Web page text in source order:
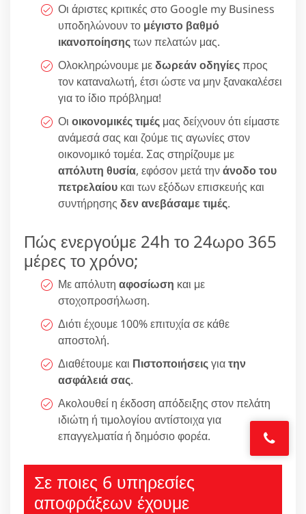
Οι άριστες κριτικές στο Google my Business
υποδηλώνουν το μέγιστο βαθμό
ικανοποίησηςτων πελατών μας.
Ολοκληρώνουμε μεδωρεάν οδηγίεςπρος
τον καταναλωτή, έτσι ώστε να μην ξανακαλέσει
για το ίδιο πρόβλημα!
Οι οικονομικές τιμές μας δείχνουν ότι είμαστε
ανάμεσά σας και ζούμε τις αγωνίες στον
οικονομικό τομέα. Σας στηρίζουμε με
απόλυτη θυσία, εφόσον μετά τηνάνοδο του
πετρελαίου και των εξόδων επισκευής και
συντήρησης δεν ανεβάσαμε τιμές.
Πώς ενεργούμε 24h το 24ωρο 365
μέρες το χρόνο;
Με απόλυτη αφοσίωση και με
στοχοπροσήλωση.
Διότι έχουμε 100% επιτυχία σε κάθε
αποστολή.
Διαθέτουμε και Πιστοποιήσειςγιατην
ασφάλειά σας.
Ακολουθεί η έκδοση απόδειξης στον πελάτη
ιδιώτη ή τιμολογίου αντίστοιχα για
επαγγελματία ή δημόσιο φορέα.
Σε ποιες 6 υπηρεσίες
αποφράξεων έχουμε